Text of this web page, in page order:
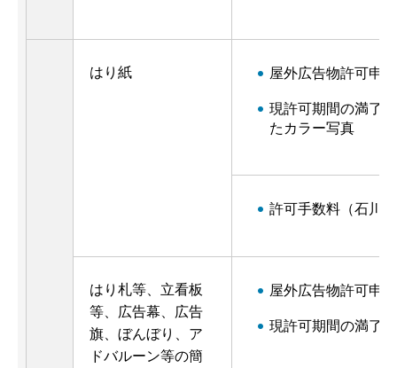
はり紙 屋外広告物許可申
現許可期間の満了
たカラー写真
許可手数料（石川
はり札等、立看板
等、広告幕、広告
旗、ぼんぼり、ア
ドバルーン等の簡
屋外広告物許可申
現許可期間の満了